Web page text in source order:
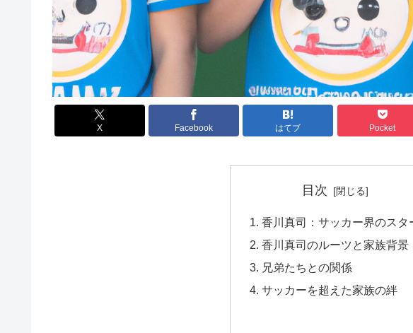
X Facebook はてブ Pocket
目次
香川真司：サッカー界のスタ
香川真司のルーツと家族背景
兄弟たちとの関係
サッカーを超えた家族の絆